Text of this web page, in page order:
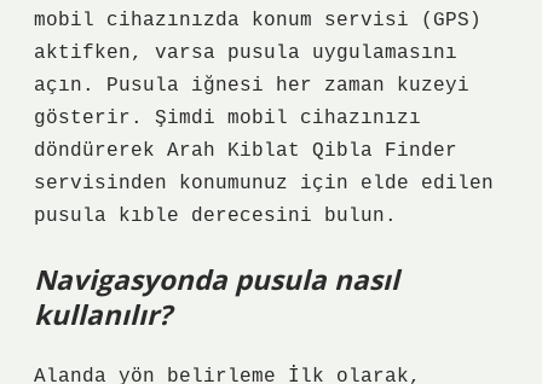
mobil cihazınızda konum servisi (GPS)
aktifken, varsa pusula uygulamasını
açın. Pusula iğnesi her zaman kuzeyi
gösterir. Şimdi mobil cihazınızı
döndürerek Arah Kiblat Qibla Finder
servisinden konumunuz için elde edilen
pusula kıble derecesini bulun.
Navigasyonda pusula nasıl
kullanılır?
Alanda yön belirleme İlk olarak,